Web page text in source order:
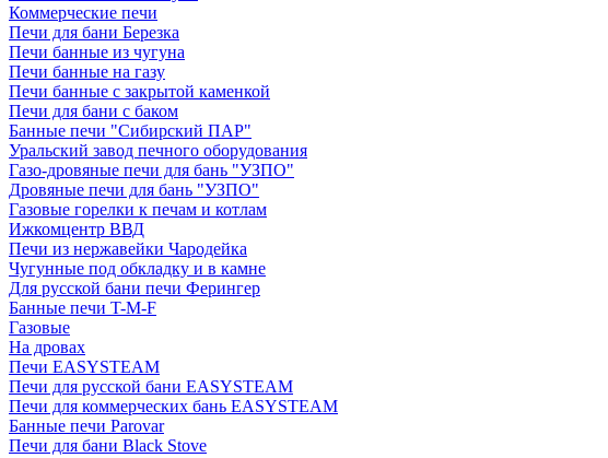
Коммерческие печи
Печи для бани Березка
Печи банные из чугуна
Печи банные на газу
Печи банные с закрытой каменкой
Печи для бани с баком
Банные печи "Сибирский ПАР"
Уральский завод печного оборудования
Газо-дровяные печи для бань "УЗПО"
Дровяные печи для бань "УЗПО"
Газовые горелки к печам и котлам
Ижкомцентр ВВД
Печи из нержавейки Чародейка
Чугунные под обкладку и в камне
Для русской бани печи Ферингер
Банные печи T-M-F
Газовые
На дровах
Печи EASYSTEAM
Печи для русской бани EASYSTEAM
Печи для коммерческих бань EASYSTEAM
Банные печи Parovar
Печи для бани Black Stove